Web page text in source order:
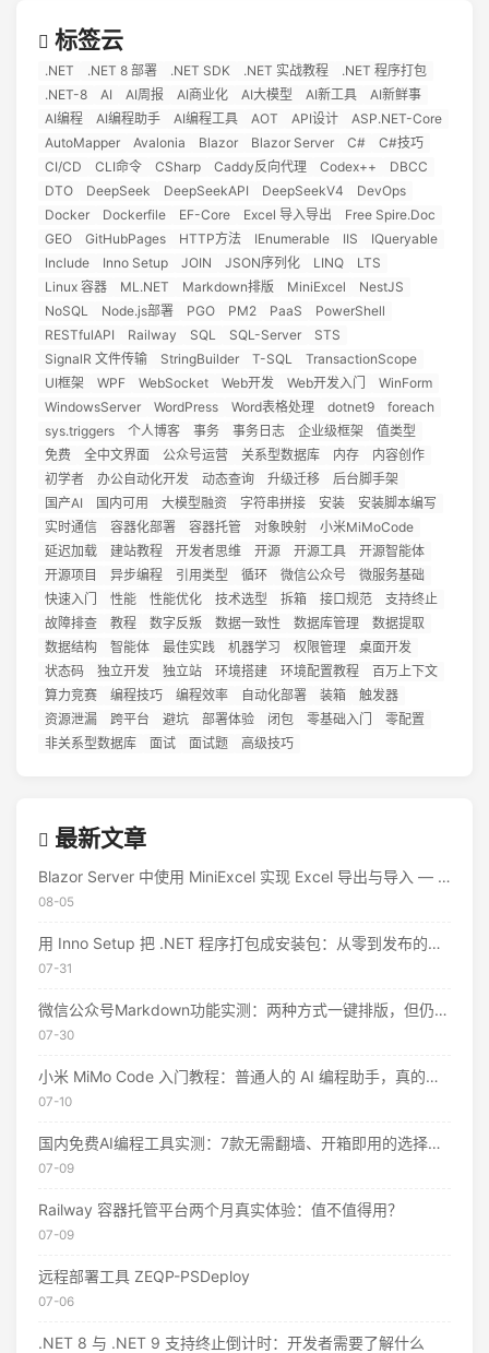
标签云
.NET .NET 8 部署 .NET SDK .NET 实战教程
.NET 程序打包
.NET-8
AI AI周报 AI商业化 AI大模型 AI新工具
AI新鲜事
AI编程
AI编程助手 AI编程工具 AOT API设计
ASP.NET-Core
AutoMapper
Avalonia Blazor Blazor Server C#
C#技巧
CI/CD
CLI命令 CSharp Caddy反向代理 Codex++
DBCC
DTO
DeepSeek DeepSeekAPI DeepSeekV4
DevOps
Docker
Dockerfile EF-Core Excel 导入导出
Free Spire.Doc
GEO
GitHubPages HTTP方法 IEnumerable IIS
IQueryable
Include
Inno Setup JOIN JSON序列化 LINQ
LTS
Linux 容器
ML.NET Markdown排版 MiniExcel
NestJS
NoSQL
Node.js部署 PGO PM2 PaaS
PowerShell
RESTfulAPI
Railway SQL SQL-Server
STS
SignalR 文件传输
StringBuilder T-SQL
TransactionScope
UI框架
WPF WebSocket Web开发 Web开发入门
WinForm
WindowsServer
WordPress Word表格处理 dotnet9
foreach
sys.triggers
个人博客 事务 事务日志 企业级框架
值类型
免费
全中文界面 公众号运营 关系型数据库 内存
内容创作
初学者
办公自动化开发 动态查询 升级迁移
后台脚手架
国产AI
国内可用 大模型融资 字符串拼接 安装
安装脚本编写
实时通信
容器化部署 容器托管 对象映射
小米MiMoCode
延迟加载
建站教程 开发者思维 开源 开源工具
开源智能体
开源项目
异步编程 引用类型 循环 微信公众号
微服务基础
快速入门
性能 性能优化 技术选型 拆箱 接口规范
支持终止
故障排查
教程 数字反叛 数据一致性 数据库管理
数据提取
数据结构
智能体 最佳实践 机器学习 权限管理
桌面开发
状态码
独立开发 独立站 环境搭建 环境配置教程
百万上下文
算力竞赛
编程技巧 编程效率 自动化部署 装箱
触发器
资源泄漏
跨平台 避坑 部署体验 闭包 零基础入门
零配置
非关系型数据库
面试 面试题 高级技巧
最新文章
Blazor Server 中使用 MiniExcel 实现 Excel 导出与导入 — 实战教程
08-05
用 Inno Setup 把 .NET 程序打包成安装包：从零到发布的完整指南
07-31
微信公众号Markdown功能实测：两种方式一键排版，但仍有这些限制
07-30
小米 MiMo Code 入门教程：普通人的 AI 编程助手，真的不用花钱
07-10
国内免费AI编程工具实测：7款无需翻墙、开箱即用的选择（附2026年7月最新额度）
07-09
Railway 容器托管平台两个月真实体验：值不值得用？
07-09
远程部署工具 ZEQP-PSDeploy
07-06
.NET 8 与 .NET 9 支持终止倒计时：开发者需要了解什么